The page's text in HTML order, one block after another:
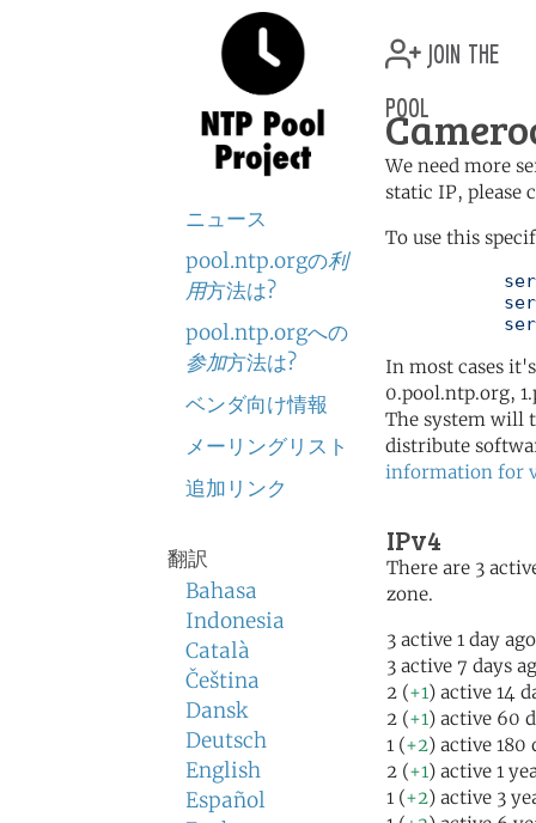
ニュース
pool.ntp.orgの利
用方法は?
pool.ntp.orgへの
参加方法は?
ベンダ向け情報
メーリングリスト
追加リンク
翻訳
Bahasa
Indonesia
Català
Čeština
Dansk
Deutsch
English
Español
join the
pool
We need more
static IP, please
To use this
In most cases
0.pool.ntp.org,
The system will
distribute
information for
IPv4
There are 3
zone.
3 active 1 day ago
3 active 7 days
2 (+1) active 14
2 (+1) active 60
1 (+2) active 180
2 (+1) active 1
1 (+2) active 3